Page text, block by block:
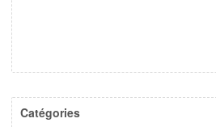
Catégories